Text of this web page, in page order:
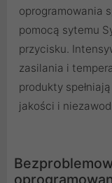
oprogramowania
pomocą sytemu
przycisku.
zasilania i
produkty
jakości i